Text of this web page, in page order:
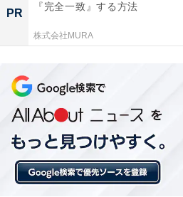
PR
『完全一致』する方法
株式会社MURA